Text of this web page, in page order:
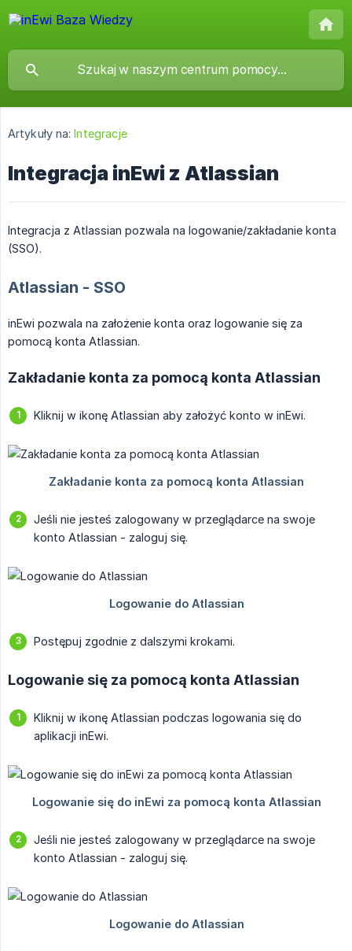
Artykuły na: Integracje
Integracja inEwi z Atlassian
Integracja z Atlassian pozwala na logowanie/zakładanie konta
(SSO).
Atlassian - SSO
inEwi pozwala na założenie konta oraz logowanie się za
pomocą konta Atlassian.
Zakładanie konta za pomocą konta Atlassian
Kliknij w ikonę Atlassian aby założyć konto w inEwi.
Jeśli nie jesteś zalogowany w przeglądarce na swoje
konto Atlassian - zaloguj się.
Postępuj zgodnie z dalszymi krokami.
Logowanie się za pomocą konta Atlassian
Kliknij w ikonę Atlassian podczas logowania się do
aplikacji inEwi.
Jeśli nie jesteś zalogowany w przeglądarce na swoje
konto Atlassian - zaloguj się.